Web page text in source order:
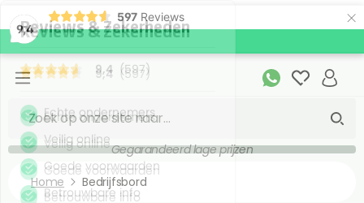
9,4
597 Reviews ×
Gegarandeerd lage prijzen
Home Bedrijfsbord